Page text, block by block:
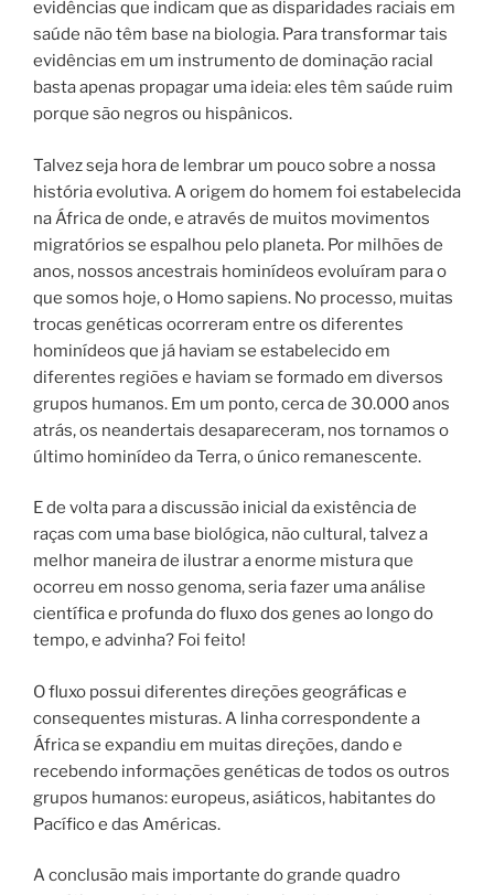
evidências que indicam que as disparidades raciais em
saúde não têm base na biologia. Para transformar tais
evidências em um instrumento de dominação racial
basta apenas propagar uma ideia: eles têm saúde ruim
porque são negros ou hispânicos.
Talvez seja hora de lembrar um pouco sobre a nossa
história evolutiva. A origem do homem foi estabelecida
na África de onde, e através de muitos movimentos
migratórios se espalhou pelo planeta. Por milhões de
anos, nossos ancestrais hominídeos evoluíram para o
que somos hoje, o Homo sapiens. No processo, muitas
trocas genéticas ocorreram entre os diferentes
hominídeos que já haviam se estabelecido em
diferentes regiões e haviam se formado em diversos
grupos humanos. Em um ponto, cerca de 30.000 anos
atrás, os neandertais desapareceram, nos tornamos o
último hominídeo da Terra, o único remanescente.
E de volta para a discussão inicial da existência de
raças com uma base biológica, não cultural, talvez a
melhor maneira de ilustrar a enorme mistura que
ocorreu em nosso genoma, seria fazer uma análise
científica e profunda do fluxo dos genes ao longo do
tempo, e advinha? Foi feito!
O fluxo possui diferentes direções geográficas e
consequentes misturas. A linha correspondente a
África se expandiu em muitas direções, dando e
recebendo informações genéticas de todos os outros
grupos humanos: europeus, asiáticos, habitantes do
Pacífico e das Américas.
A conclusão mais importante do grande quadro